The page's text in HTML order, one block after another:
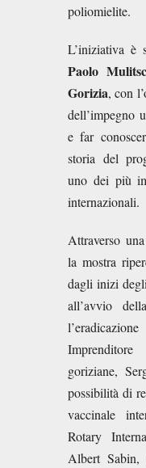
poliomielite.
L’iniziativa è
Paolo
Gorizia, con
dell’impegno
e far
storia del
uno dei più
internazionali.
Attraverso
la mostra
dagli inizi
all’avvio
goriziane,
possibilità di
vaccinale
Rotary
Albert Sabin,